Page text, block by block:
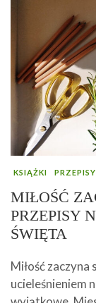
KSIĄŻKI PRZEPISY
MIŁOŚĆ
PRZEPISY
ŚWIĘTA
Miłość
ucieleśnieniem